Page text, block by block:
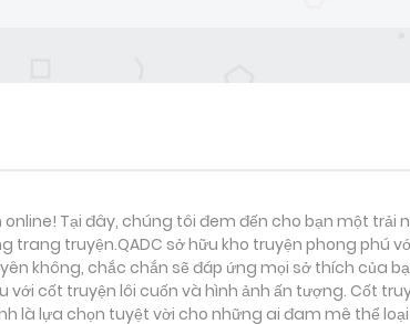
Tại đây, chúng tôi đem đến cho bạn một trải
truyện.QADC sở hữu kho truyện phong phú
không, chắc chắn sẽ đáp ứng mọi sở thích của
cốt truyện lôi cuốn và hình ảnh ấn tượng. Cốt
là lựa chọn tuyệt vời cho những ai đam mê thể loại